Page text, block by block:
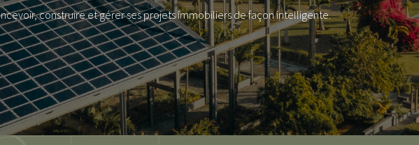
construire et gérer ses projets immobiliers de façon intelligente.